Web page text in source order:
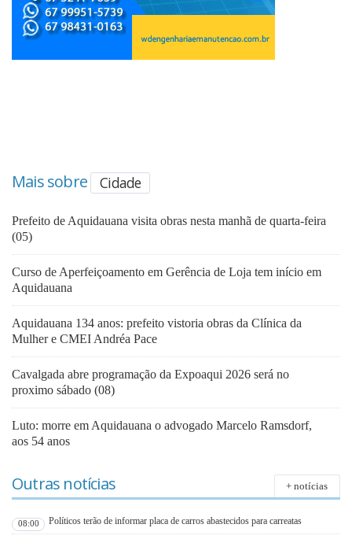
Mais sobre Cidade
Prefeito de Aquidauana visita obras nesta manhã de quarta-feira
(05)
Curso de Aperfeiçoamento em Gerência de Loja tem início em
Aquidauana
Aquidauana 134 anos: prefeito vistoria obras da Clínica da
Mulher e CMEI Andréa Pace
Cavalgada abre programação da Expoaqui 2026 será no
proximo sábado (08)
Luto: morre em Aquidauana o advogado Marcelo Ramsdorf,
aos 54 anos
Outras notícias + notícias
08:00 Políticos terão de informar placa de carros abastecidos para carreatas